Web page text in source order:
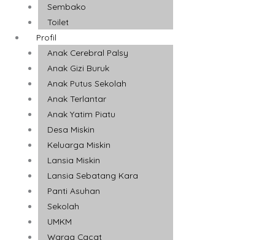
Sembako
Toilet
Profil
Anak Cerebral Palsy
Anak Gizi Buruk
Anak Putus Sekolah
Anak Terlantar
Anak Yatim Piatu
Desa Miskin
Keluarga Miskin
Lansia Miskin
Lansia Sebatang Kara
Panti Asuhan
Sekolah
UMKM
Warga Cacat